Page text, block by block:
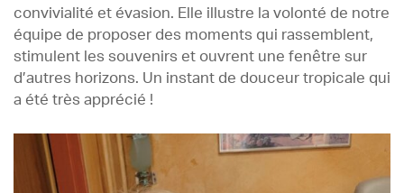
convivialité et évasion. Elle illustre la volonté de notre
équipe de proposer des moments qui rassemblent,
stimulent les souvenirs et ouvrent une fenêtre sur
d’autres horizons. Un instant de douceur tropicale qui
a été très apprécié !